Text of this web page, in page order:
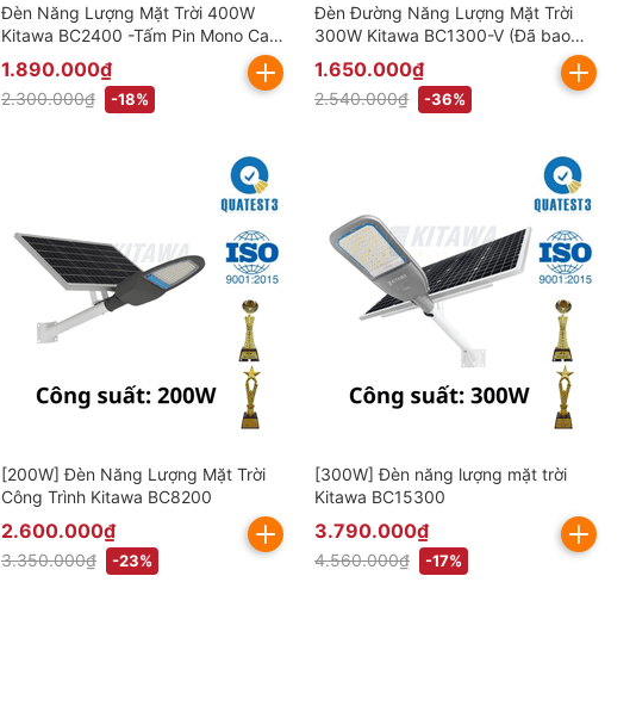
Đèn Năng Lượng Mặt Trời 400W
Kitawa BC2400 -Tấm Pin Mono Cao
Cấp
1.890.000₫
2.300.000₫ -18%
Đèn Đường Năng Lượng Mặt Trời
300W Kitawa BC1300-V (Đã bao
gồm VAT)
1.650.000₫
2.540.000₫ -36%
[200W] Đèn Năng Lượng Mặt Trời
Công Trình Kitawa BC8200
2.600.000₫
3.350.000₫ -23%
[300W] Đèn năng lượng mặt trời
Kitawa BC15300
3.790.000₫
4.560.000₫ -17%